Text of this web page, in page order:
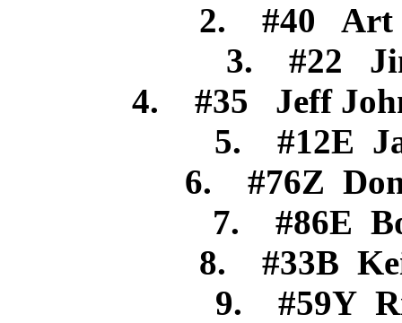
2. #40 Art
3. #22
4. #35 Jeff
5. #12E
6. #76Z
7. #86E
8. #33B
9. #59Y